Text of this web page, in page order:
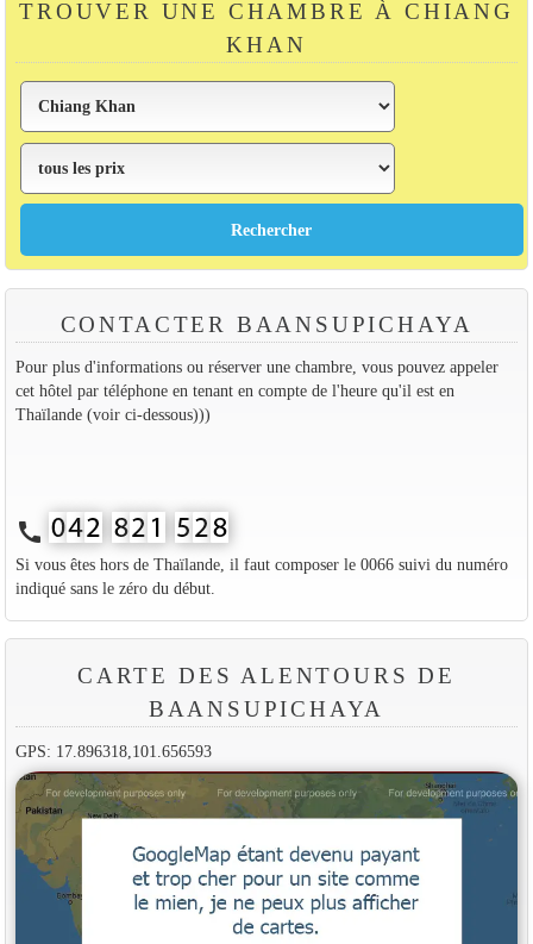
TROUVER UNE CHAMBRE À CHIANG
KHAN
CONTACTER BAANSUPICHAYA
Pour plus d'informations ou réserver une chambre, vous pouvez appeler
cet hôtel par téléphone en tenant en compte de l'heure qu'il est en
Thaïlande (voir ci-dessous)))
call
Si vous êtes hors de Thaïlande, il faut composer le 0066 suivi du numéro
indiqué sans le zéro du début.
CARTE DES ALENTOURS DE
BAANSUPICHAYA
GPS: 17.896318,101.656593